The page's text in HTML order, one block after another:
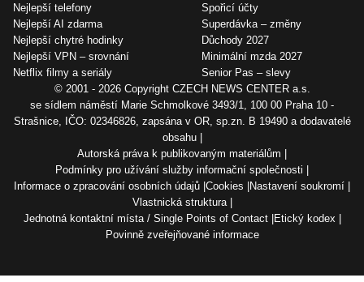
Nejlepší telefony
Nejlepší AI zdarma
Nejlepší chytré hodinky
Nejlepší VPN – srovnání
Netflix filmy a seriály
Spořicí účty
Superdávka – změny
Důchody 2027
Minimální mzda 2027
Senior Pas – slevy
© 2001 - 2026 Copyright CZECH NEWS CENTER a.s.
se sídlem náměstí Marie Schmolkové 3493/1, 100 00 Praha 10 -
Strašnice, IČO: 02346826, zapsána v OR, sp.zn. B 19490 a dodavatelé
obsahu
Autorská práva k publikovaným materiálům
Podmínky pro užívání služby informační společnosti
Informace o zpracování osobních údajů Cookies Nastavení soukromí
Vlastnická struktura
Jednotná kontaktní místa / Single Points of Contact Etický kodex
Povinně zveřejňované informace